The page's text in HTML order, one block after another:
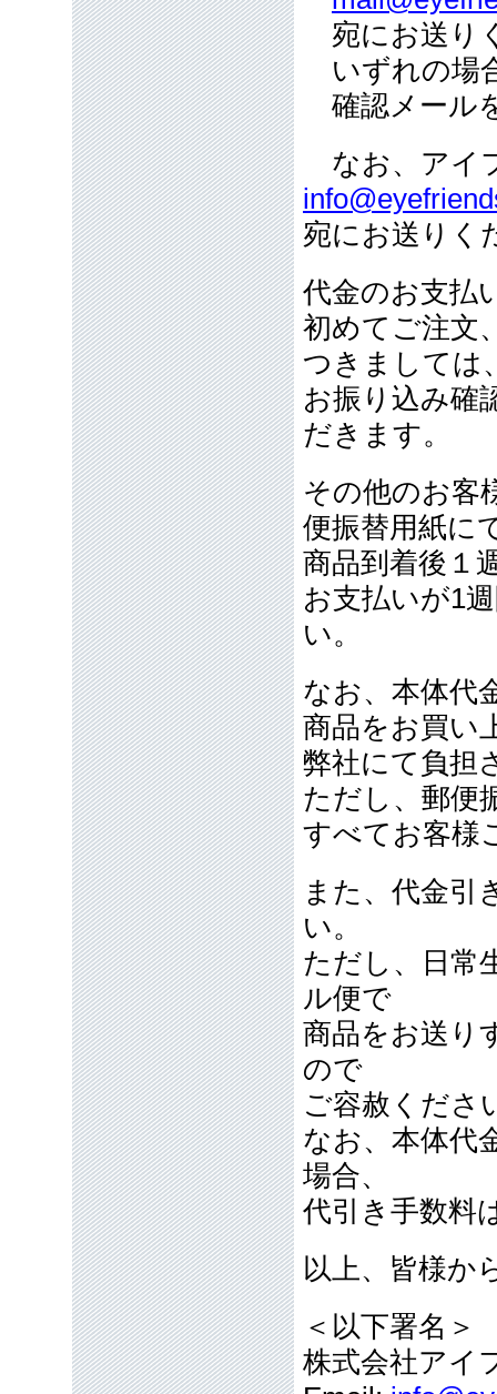
宛にお送り
いずれの場
確認メール
なお、アイ
宛にお送りく
代金のお支払
初めてご注文
つきましては
お振り込み確
だきます。
その他のお客
便振替用紙に
商品到着後１
お支払いが1
い。
なお、本体代
商品をお買い
弊社にて負担
ただし、郵便
すべてお客様
また、代金引
い。
ただし、日常
ル便で
商品をお送り
ので
ご容赦くださ
なお、本体代
場合、
代引き手数料
以上、皆様か
＜以下署名＞
株式会社アイ